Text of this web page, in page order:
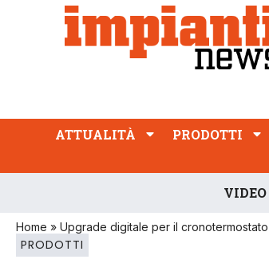
ATTUALITÀ PRODOTTI
PROFESSIONE
ATTUALITÀ PRODOTTI
VIDEO
Home » Upgrade digitale per il cronotermostato
PRODOTTI